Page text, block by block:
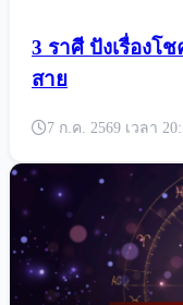
3 ราศี ปังเรื่องโ
สาย
7 ก.ค. 2569 เวลา